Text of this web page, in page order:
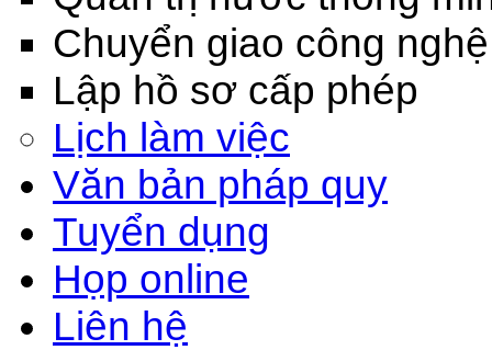
Chuyển giao công nghệ
Lập hồ sơ cấp phép
Lịch làm việc
Văn bản pháp quy
Tuyển dụng
Họp online
Liên hệ